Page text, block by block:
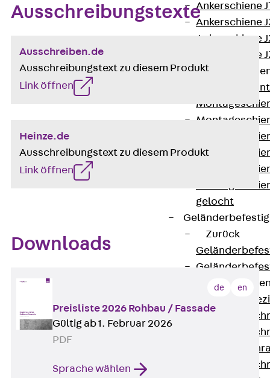
Ankerschiene
Ankerschiene
Ankerschiene
Ankerschiene
gelocht
Zurück
Ausschreibungstexte
Ausschreiben.de
Ausschreibungstext zu diesem Produkt
Link öffnen
Heinze.de
Ausschreibungstext zu diesem Produkt
Link öffnen
Downloads
de en
Preisliste 2026 Rohbau / Fassade
Gültig ab 1. Februar 2026
PDF
Sprache wählen